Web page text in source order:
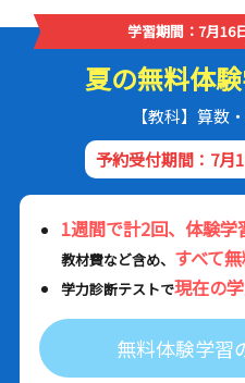
学習期間：7月16
夏の無料体
【教科】算数
予約受付期間：7月
1週間で計2回、体験学
教材費など含め、 すべて
学力診断テストで現在の
無料体験学習